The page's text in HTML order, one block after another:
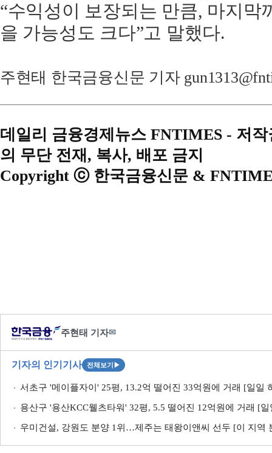
“수익성이 보장되는 만큼, 마지막
을 가능성도 크다”고 말했다.
주현태 한국금융신문 기자
데일리 금융경제뉴스 FNTIMES - 저
의 무단 전재, 복사, 배포 금지
Copyright ⓒ 한국금융신문 &
주현태 기자✉
기자의 인기기사 전체보기 ▶
서초구 '메이플자이' 25평, 13.2억 떨어진 33억원에 거래 [일일
용산구 '용산KCC웰츠타워' 32평, 5.5 떨어진 12억원에 거래 [
우미건설, 강원도 분양 1위…제주는 태왕이앤씨 선두 [이 지역